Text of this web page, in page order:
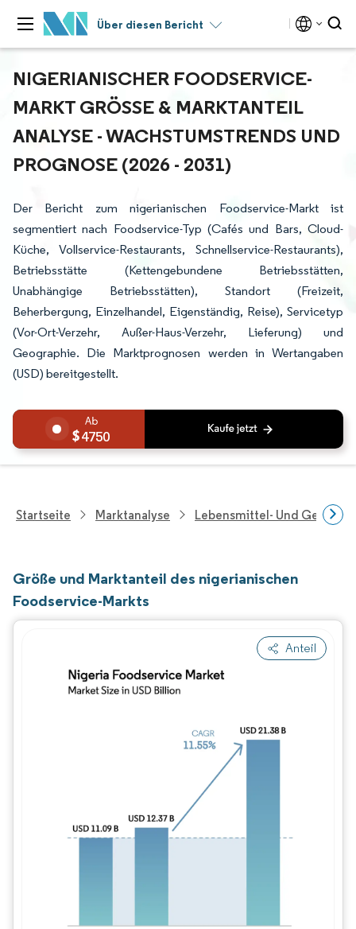
Über diesen Bericht
NIGERIANISCHER FOODSERVICE-
MARKT GRÖSSE & MARKTANTEIL A
NALYSE - WACHSTUMSTRENDS UND P
ROGNOSE (2026 - 2031)
Der Bericht zum nigerianischen Foodservice-Markt ist
segmentiert nach Foodservice-Typ (Cafés und Bars, Cloud-
Küche, Vollservice-Restaurants, Schnellservice-Restaurants),
Betriebsstätte (Kettengebundene Betriebsstätten,
Unabhängige Betriebsstätten), Standort (Freizeit,
Beherbergung, Einzelhandel, Eigenständig, Reise), Servicetyp
(Vor-Ort-Verzehr, Außer-Haus-Verzehr, Lieferung) und
Geographie. Die Marktprognosen werden in Wertangaben
(USD) bereitgestellt.
4750
Startseite Marktanalyse Lebensmittel- Und
Größe und Marktanteil des nigerianischen
Foodservice-Markts
Anteil
Bild © Mordor Intelligence.